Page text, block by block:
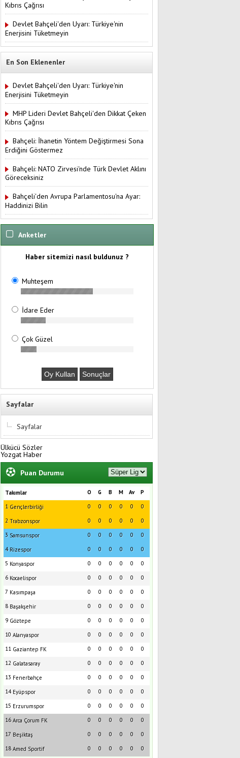
Kıbrıs Çağrısı
Devlet Bahçeli'den Uyarı: Türkiye'nin
Enerjisini Tüketmeyin
En Son Eklenenler
Devlet Bahçeli'den Uyarı: Türkiye'nin
Enerjisini Tüketmeyin
MHP Lideri Devlet Bahçeli'den Dikkat Çeken
Kıbrıs Çağrısı
Bahçeli: İhanetin Yöntem Değiştirmesi Sona
Erdiğini Göstermez
Bahçeli: NATO Zirvesi'nde Türk Devlet Aklını
Göreceksiniz
Bahçeli'den Avrupa Parlamentosu'na Ayar:
Haddinizi Bilin
Anketler
Haber sitemizi nasıl buldunuz ?
Muhteşem
İdare Eder
Çok Güzel
Sayfalar
Sayfalar
Ülkücü Sözler
Yozgat Haber
Puan Durumu
Takımlar P
Av
M
B
G
O
1 Gençlerbirliği 0
0
0
0
0
0
2 Trabzonspor 0
0
0
0
0
0
3 Samsunspor 0
0
0
0
0
0
4 Rizespor 0
0
0
0
0
0
5 Konyaspor 0
0
0
0
0
0
6 Kocaelispor 0
0
0
0
0
0
7 Kasımpaşa 0
0
0
0
0
0
8 Başakşehir 0
0
0
0
0
0
9 Göztepe 0
0
0
0
0
0
10 Alanyaspor 0
0
0
0
0
0
11 Gaziantep FK 0
0
0
0
0
0
12 Galatasaray 0
0
0
0
0
0
13 Fenerbahçe 0
0
0
0
0
0
14 Eyüpspor 0
0
0
0
0
0
15 Erzurumspor 0
0
0
0
0
0
16 Arca Çorum FK 0
0
0
0
0
0
17 Beşiktaş 0
0
0
0
0
0
18 Amed Sportif 0
0
0
0
0
0